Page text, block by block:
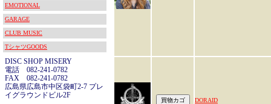
EMOTIONAL
GARAGE
CLUB MUSIC
TシャツGOODS
DISC SHOP MISERY
電話 082-241-0782
FAX 082-241-0782
広島県広島市中区袋町2-7 プレ
イグラウンドビル2F
DORAID